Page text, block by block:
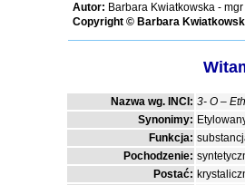
Autor: Barbara Kwiatkowska -
Copyright © Barbara
Nazwa wg. INCI: 3- O –
Synonimy:
Funkcja:
Pochodzenie:
Postać: